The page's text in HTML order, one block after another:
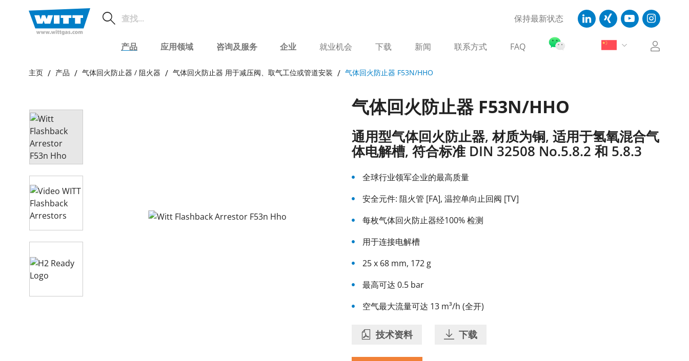
保持最新状态
产品 应用领域 咨询及服务 企业 就业机会 下载 新闻 联系方式 FAQ
主页 产品 气体回火防止器 / 阻火器 气体回火防止器 用于减压阀、取气工位或管道安装 气体回火防止器 F53N/HHO
气体回火防止器 F53N/HHO
通用型气体回火防止器, 材质为铜, 适用于氢氧混合气
体电解槽, 符合标准 DIN 32508 No.5.8.2 和 5.8.3
全球行业领军企业的最高质量
安全元件: 阻火管 [FA], 温控单向止回阀 [TV]
每枚气体回火防止器经100% 检测
用于连接电解槽
25 x 68 mm, 172 g
最高可达 0.5 bar
空气最大流量可达 13 m³/h (全开)
技术资料 下载